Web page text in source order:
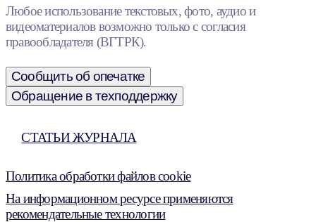
Любое использование текстовых, фото, аудио и
видеоматериалов возможно только с согласия
правообладателя (ВГТРК).
Сообщить об опечатке
Обращение в техподдержку
СТАТЬИ ЖУРНАЛА
Политика обработки файлов cookie
На информационном ресурсе применяются
рекомендательные технологии